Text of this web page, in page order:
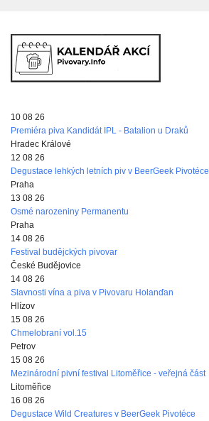
10 08 26
Premiéra piva Kandidát IPL - Batalion u Draků
Hradec Králové
12 08 26
Degustace lehkých letních piv v BeerGeek Pivotéce
Praha
13 08 26
Osmé narozeniny Permanentu
Praha
14 08 26
Festival budějckých pivovar
České Budějovice
14 08 26
Slavnosti vína a piva v Pivovaru Holanďan
Hlízov
15 08 26
Chmelobraní vol.15
Petrov
15 08 26
Mezinárodní pivní festival Litoměřice - veřejná část
Litoměřice
16 08 26
Degustace Wild Creatures v BeerGeek Pivotéce